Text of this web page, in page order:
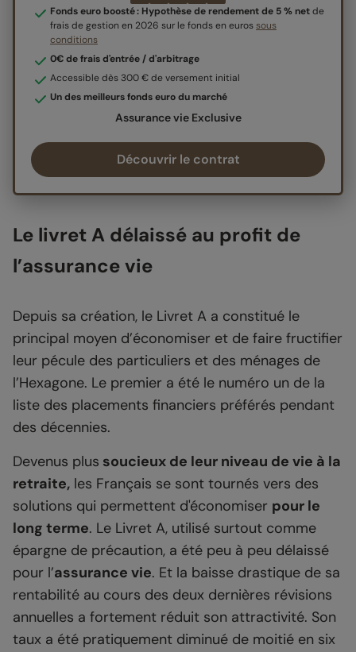
Fonds euro boosté : Hypothèse de rendement de 5 % netde
frais de gestion en 2026 sur le fonds en eurossous
conditions
0€ de frais d'entrée / d'arbitrage
Accessible dès 300 € de versement initial
Un des meilleurs fonds euro du marché
Assurance vie Exclusive
Découvrir le contrat
Le livret A délaissé au profit de
l’assurance vie
Depuis sa création, le Livret A a constitué le
principal moyen d’économiser et de faire fructifier
leur pécule des particuliers et des ménages de
l’Hexagone. Le premier a été le numéro un de la
liste des placements financiers préférés pendant
des décennies.
Devenus plus soucieux de leur niveau de vie à la
retraite, les Français se sont tournés vers des
solutions qui permettent d'économiser pour le
long terme. Le Livret A, utilisé surtout comme
épargne de précaution, a été peu à peu délaissé
pour l’assurance vie. Et la baisse drastique de sa
rentabilité au cours des deux dernières révisions
annuelles a fortement réduit son attractivité. Son
taux a été pratiquement diminué de moitié en six